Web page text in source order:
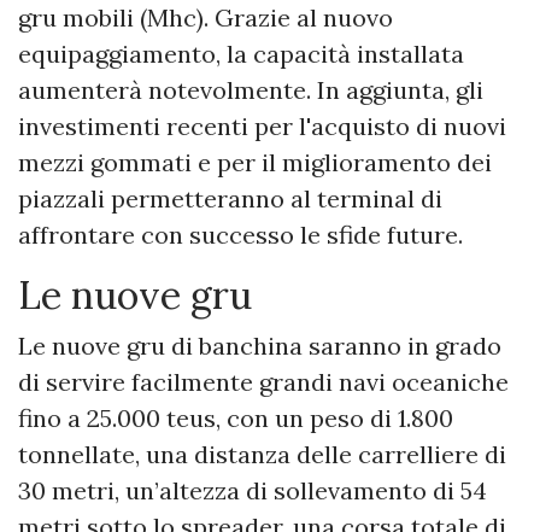
gru mobili (Mhc). Grazie al nuovo
equipaggiamento, la capacità installata
aumenterà notevolmente. In aggiunta, gli
investimenti recenti per l'acquisto di nuovi
mezzi gommati e per il miglioramento dei
piazzali permetteranno al terminal di
affrontare con successo le sfide future.
Le nuove gru
Le nuove gru di banchina saranno in grado
di servire facilmente grandi navi oceaniche
fino a 25.000 teus, con un peso di 1.800
tonnellate, una distanza delle carrelliere di
30 metri, un’altezza di sollevamento di 54